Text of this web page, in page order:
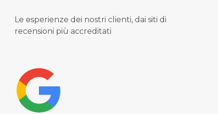
Le esperienze dei nostri clienti, dai siti di
recensioni più accreditati